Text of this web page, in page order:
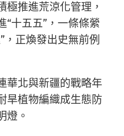
極推進荒涼化管理，
“十五五”，一條條縈
，正煥發出史無前例
華北與新疆的戰略年
旱植物編織成生態防
燈。